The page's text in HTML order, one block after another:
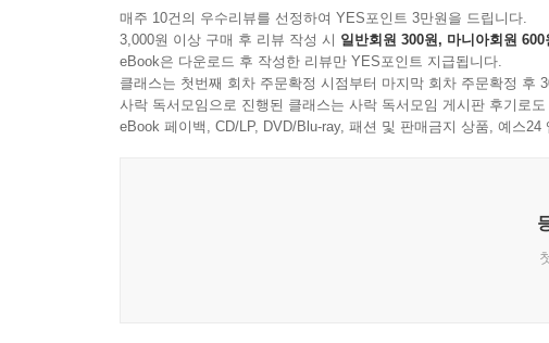
매주 10건의 우수리뷰를 선정하여 YES포인트 3만원을 드립니다.
3,000원 이상 구매 후 리뷰 작성 시 일반회원 300원, 마니아회원 600
eBook은 다운로드 후 작성한 리뷰만 YES포인트 지급됩니다.
클래스는 첫번째 회차 주문확정 시점부터 마지막 회차 주문확정 후
사락 독서모임으로 진행된 클래스는 사락 독서모임 게시판 후기로
eBook 페이백, CD/LP, DVD/Blu-ray, 패션 및 판매금지 상품, 예스24